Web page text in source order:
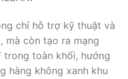
chỉ hỗ trợ kỹ thuật và
mà còn tạo ra mạng
trong toàn khối, hướng
hàng không xanh khu